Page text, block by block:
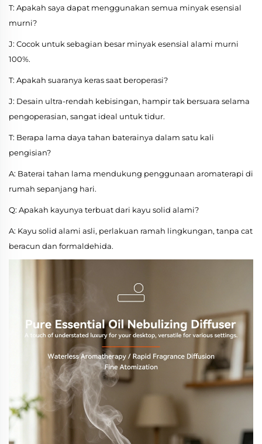
T: Apakah saya dapat menggunakan semua minyak esensial
murni?
J: Cocok untuk sebagian besar minyak esensial alami murni
100%.
T: Apakah suaranya keras saat beroperasi?
J: Desain ultra-rendah kebisingan, hampir tak bersuara selama
pengoperasian, sangat ideal untuk tidur.
T: Berapa lama daya tahan baterainya dalam satu kali
pengisian?
A: Baterai tahan lama mendukung penggunaan aromaterapi di
rumah sepanjang hari.
Q: Apakah kayunya terbuat dari kayu solid alami?
A: Kayu solid alami asli, perlakuan ramah lingkungan, tanpa cat
beracun dan formaldehida.